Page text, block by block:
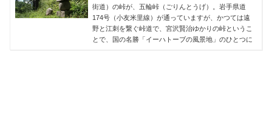
街道）の峠が、五輪峠（ごりんとうげ）。岩手県道
174号（小友米里線）が通っていますが、かつては遠
野と江刺を繋ぐ峠道で、宮沢賢治ゆかりの峠というこ
とで、国の名勝「イーハトーブの風景地」のひとつに